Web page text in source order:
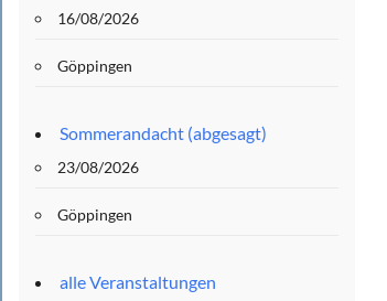
16/08/2026
Göppingen
Sommerandacht (abgesagt)
23/08/2026
Göppingen
alle Veranstaltungen